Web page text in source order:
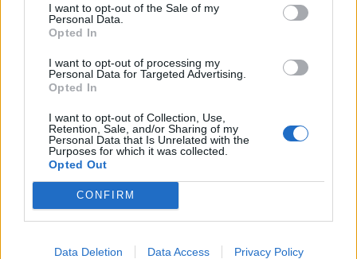
I want to opt-out of the Sale of my
Personal Data.
Opted In
I want to opt-out of processing my
Personal Data for Targeted Advertising.
Opted In
I want to opt-out of Collection, Use,
Retention, Sale, and/or Sharing of my
Personal Data that Is Unrelated with the
Purposes for which it was collected.
Opted Out
CONFIRM
Data Deletion Data Access Privacy Policy
UUTISET
Kela muuttaa terapiakäytäntöä
5